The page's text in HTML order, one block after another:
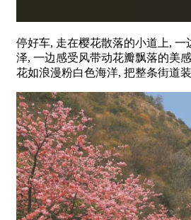
停好车, 走在樱花散落的小道上, 一
泽, 一边感受风带动花瓣飘落的美
花如浪漫粉白色海洋, 把整条街道